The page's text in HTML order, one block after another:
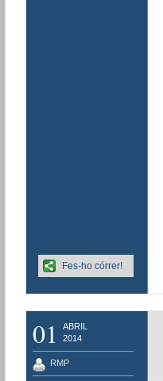
Fes-ho córrer!
01
ABRIL
2014
RMP